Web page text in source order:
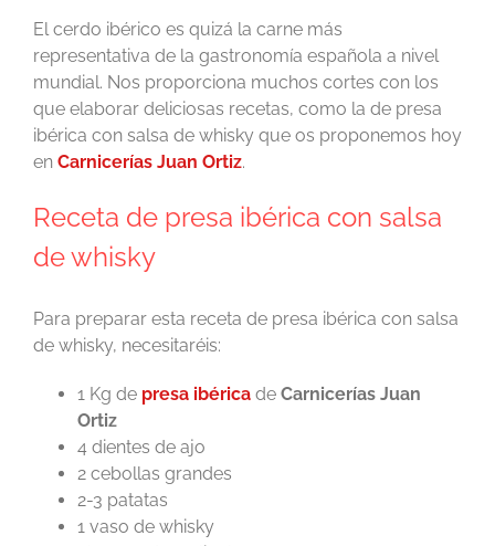
El cerdo ibérico es quizá la carne más
representativa de la gastronomía española a nivel
mundial. Nos proporciona muchos cortes con los
que elaborar deliciosas recetas, como la de presa
ibérica con salsa de whisky que os proponemos hoy
en Carnicerías Juan Ortiz.
Receta de presa ibérica con salsa
de whisky
Para preparar esta receta de presa ibérica con salsa
de whisky, necesitaréis:
1 Kg de presa ibérica de Carnicerías Juan
Ortiz
4 dientes de ajo
2 cebollas grandes
2-3 patatas
1 vaso de whisky